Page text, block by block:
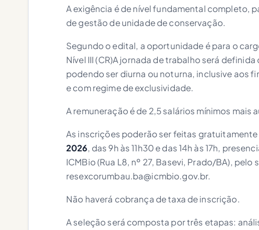
A exigência é de nível fundamental completo,
de gestão de unidade de conservação.
Segundo o edital, a oportunidade é para o
Nível III (CR)A jornada de trabalho será
podendo ser diurna ou noturna, inclusive aos
e com regime de exclusividade.
A remuneração é de 2,5 salários mínimos mais
As inscrições poderão ser feitas
2026, das 9h às 11h30 e das 14h às 17h,
ICMBio (Rua L8, nº 27, Basevi, Prado/BA),
resexcorumbau.ba@icmbio.gov.br.
Não haverá cobrança de taxa de inscrição.
A seleção será composta por três etapas: